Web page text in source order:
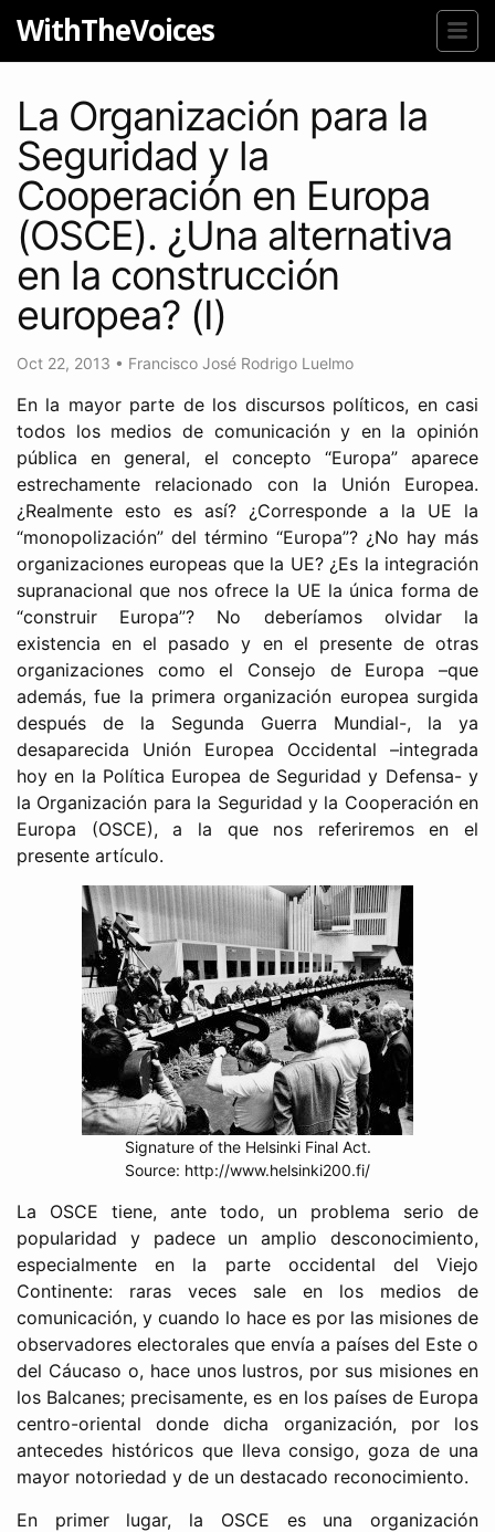
WithTheVoices
La Organización para la
Seguridad y la
Cooperación en Europa
(OSCE). ¿Una alternativa
en la construcción
europea? (I)
Oct 22, 2013 • Francisco José Rodrigo Luelmo
En la mayor parte de los discursos políticos, en casi
todos los medios de comunicación y en la opinión
pública en general, el concepto “Europa” aparece
estrechamente relacionado con la Unión Europea.
¿Realmente esto es así? ¿Corresponde a la UE la
“monopolización” del término “Europa”? ¿No hay más
organizaciones europeas que la UE? ¿Es la integración
supranacional que nos ofrece la UE la única forma de
“construir Europa”? No deberíamos olvidar la
existencia en el pasado y en el presente de otras
organizaciones como el Consejo de Europa –que
además, fue la primera organización europea surgida
después de la Segunda Guerra Mundial-, la ya
desaparecida Unión Europea Occidental –integrada
hoy en la Política Europea de Seguridad y Defensa- y
la Organización para la Seguridad y la Cooperación en
Europa (OSCE), a la que nos referiremos en el
presente artículo.
Signature of the Helsinki Final Act.
Source: http://www.helsinki200.fi/
La OSCE tiene, ante todo, un problema serio de
popularidad y padece un amplio desconocimiento,
especialmente en la parte occidental del Viejo
Continente: raras veces sale en los medios de
comunicación, y cuando lo hace es por las misiones de
observadores electorales que envía a países del Este o
del Cáucaso o, hace unos lustros, por sus misiones en
los Balcanes; precisamente, es en los países de Europa
centro-oriental donde dicha organización, por los
antecedes históricos que lleva consigo, goza de una
mayor notoriedad y de un destacado reconocimiento.
En primer lugar, la OSCE es una organización